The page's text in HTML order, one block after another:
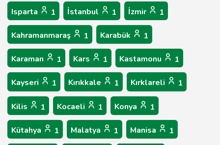
Isparta 1 İstanbul 1 İzmir 1
Kahramanmaraş 1 Karabük 1
Karaman 1 Kars 1 Kastamonu 1
Kayseri 1 Kırıkkale 1 Kırklareli 1
Kilis 1 Kocaeli 1 Konya 1
Kütahya 1 Malatya 1 Manisa 1